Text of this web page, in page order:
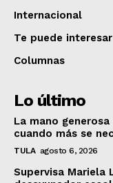
Internacional
Te puede interesar
Columnas
Lo último
La mano
cuando más se
TULA agosto 6, 2026
Supervisa Mariela